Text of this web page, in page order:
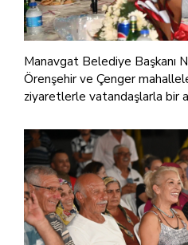
Manavgat Belediye Başkanı
Örenşehir ve Çenger
ziyaretlerle vatandaşlarla bir